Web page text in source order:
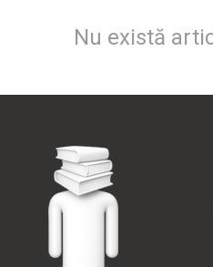
Nu există